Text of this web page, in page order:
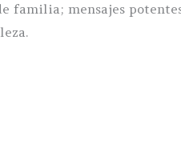
familia; mensajes